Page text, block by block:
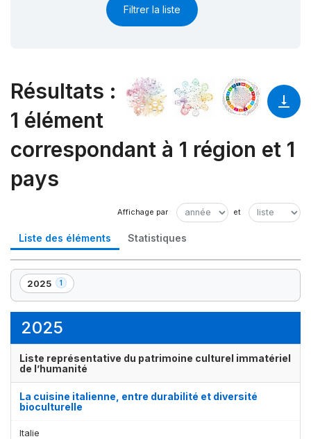
Filtrer la liste
Résultats :
1 élément
correspondant à 1 région et 1
pays
Liste des éléments Statistiques
2025 1
,
1
2025
Liste représentative du patrimoine culturel immatériel
de l’humanité
La cuisine italienne, entre durabilité et diversité
bioculturelle
Italie